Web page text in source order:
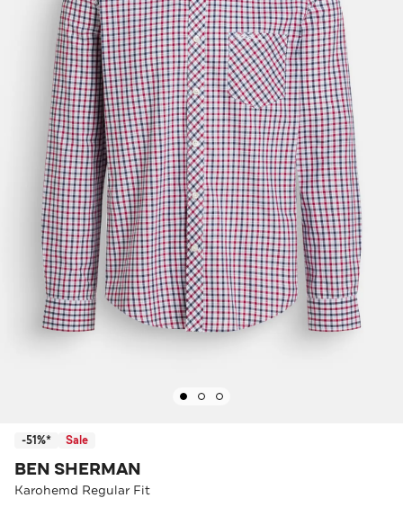
-51%* Sale
BEN SHERMAN
Karohemd Regular Fit